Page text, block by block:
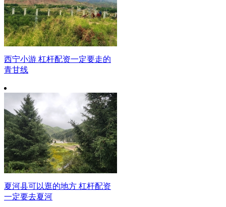
西宁小游 杠杆配资一定要走的
青甘线
夏河县可以逛的地方 杠杆配资
一定要去夏河